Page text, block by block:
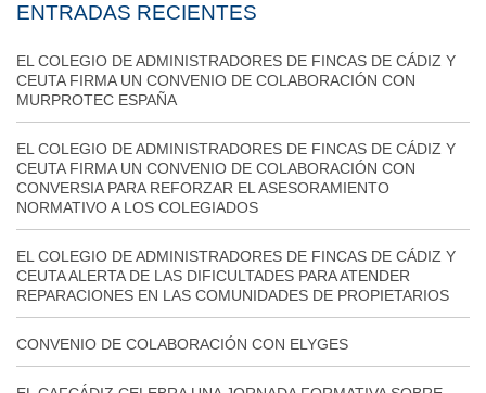
ENTRADAS RECIENTES
EL COLEGIO DE ADMINISTRADORES DE FINCAS DE CÁDIZ Y
CEUTA FIRMA UN CONVENIO DE COLABORACIÓN CON
MURPROTEC ESPAÑA
EL COLEGIO DE ADMINISTRADORES DE FINCAS DE CÁDIZ Y
CEUTA FIRMA UN CONVENIO DE COLABORACIÓN CON
CONVERSIA PARA REFORZAR EL ASESORAMIENTO
NORMATIVO A LOS COLEGIADOS
EL COLEGIO DE ADMINISTRADORES DE FINCAS DE CÁDIZ Y
CEUTA ALERTA DE LAS DIFICULTADES PARA ATENDER
REPARACIONES EN LAS COMUNIDADES DE PROPIETARIOS
CONVENIO DE COLABORACIÓN CON ELYGES